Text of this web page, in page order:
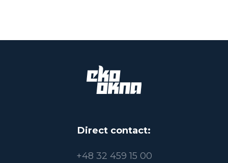
Direct contact:
+48 32 459 15 00